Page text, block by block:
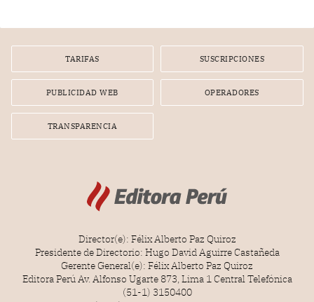
TARIFAS SUSCRIPCIONES
PUBLICIDAD WEB OPERADORES
TRANSPARENCIA
Director(e): Félix Alberto Paz Quiroz
Presidente de Directorio: Hugo David Aguirre Castañeda
Gerente General(e): Félix Alberto Paz Quiroz
Editora Perú Av. Alfonso Ugarte 873, Lima 1 Central Telefónica
(51-1) 3150400